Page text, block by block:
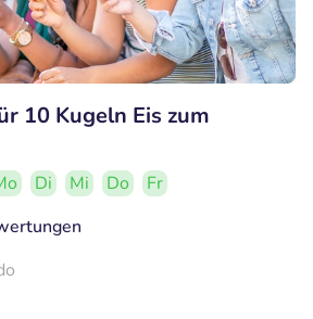
10 Kugeln Eis zum
Di Mi Do
Fr